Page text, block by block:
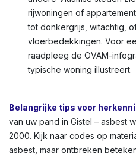
een teken van niet-
gevaarlijker is.
Andere
met asbestlijm),
rijwoningen of
tot donkergrijs, witachtig,
vloerbedekkingen. Voor
raadpleeg de OVAM-